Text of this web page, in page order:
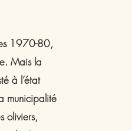
1970-80,
Mais la
à l’état
municipalité
oliviers,